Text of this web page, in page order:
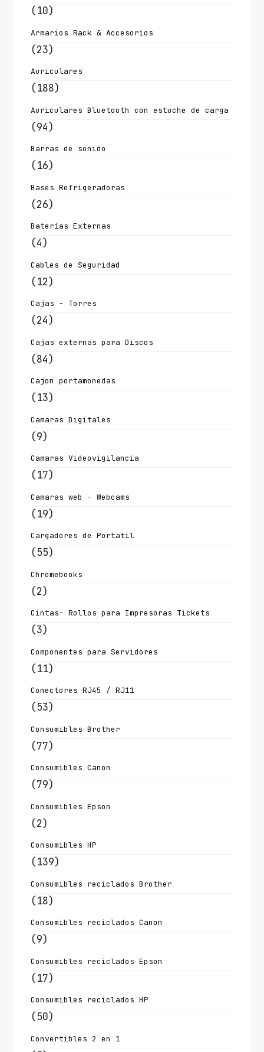
(10)
Armarios Rack & Accesorios
(23)
Auriculares
(188)
Auriculares Bluetooth con estuche de carga
(94)
Barras de sonido
(16)
Bases Refrigeradoras
(26)
Baterías Externas
(4)
Cables de Seguridad
(12)
Cajas - Torres
(24)
Cajas externas para Discos
(84)
Cajon portamonedas
(13)
Camaras Digitales
(9)
Camaras Videovigilancia
(17)
Camaras web - Webcams
(19)
Cargadores de Portatil
(55)
Chromebooks
(2)
Cintas- Rollos para Impresoras Tickets
(3)
Componentes para Servidores
(11)
Conectores RJ45 / RJ11
(53)
Consumibles Brother
(77)
Consumibles Canon
(79)
Consumibles Epson
(2)
Consumibles HP
(139)
Consumibles reciclados Brother
(18)
Consumibles reciclados Canon
(9)
Consumibles reciclados Epson
(17)
Consumibles reciclados HP
(50)
Convertibles 2 en 1